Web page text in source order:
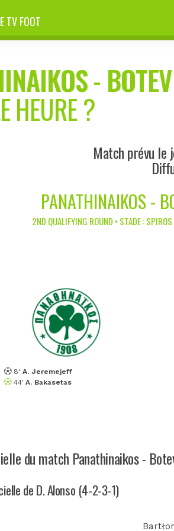
TV FOOT
-
HEURE ?
Match prévu le
PANATHINAIKOS -
2ND QUALIFYING ROUND • STADE :
8' A. Jeremejeff
44' A. Bakasetas
du match Panathinaikos -
de D. Alonso (4-2-3-1)